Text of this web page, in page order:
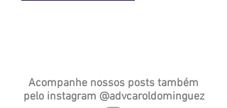
Acompanhe nossos posts também
peloinstagram @advcaroldominguez